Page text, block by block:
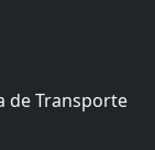
de Transporte